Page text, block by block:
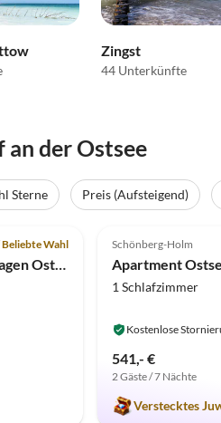
Zingst
44 Unterkünfte
der Ostsee
Sterne Preis (Aufsteigend)
Top-Inserat
Beliebte Wahl
Ferienhaus Lotta Boltenhagen Ostsee
Schönberg-Holm
Apartment
1 Schlafzimmer
Kostenlose
541,- €
2 Gäste / 7 Nächte
Verstecktes